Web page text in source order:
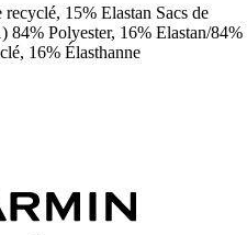
15% Elastan Sacs de
84% Polyester, 16% Elastan/84%
16% Élasthanne